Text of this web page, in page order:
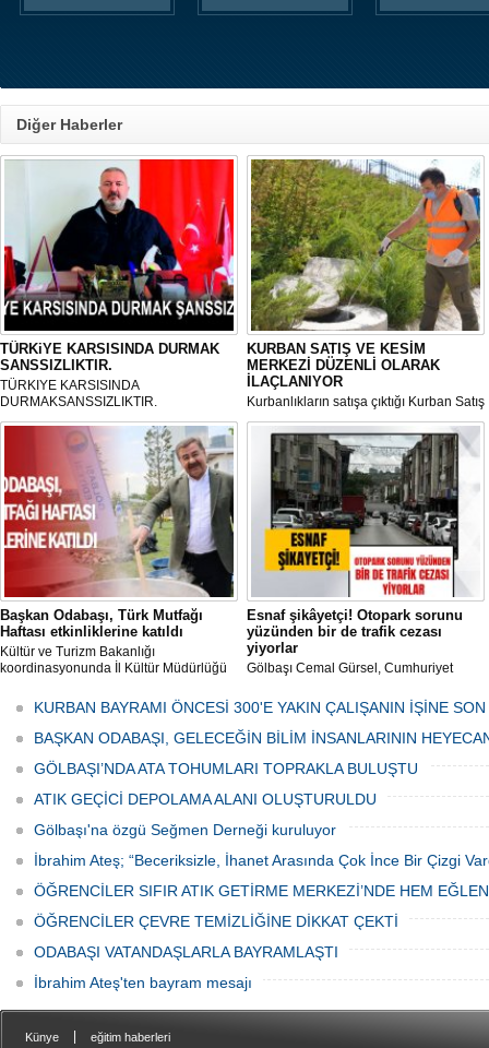
Diğer Haberler
TÜRKiYE KARSISINDA DURMAK
SANSSIZLIKTIR.
TÜRKIYE KARSISINDA
DURMAKSANSSIZLIKTIR.
KURBAN SATIŞ VE KESİM
MERKEZİ DÜZENLİ OLARAK
İLAÇLANIYOR
Kurbanlıkların satışa çıktığı Kurban Satış
ve Kesim Merkezi, haşere ve
mikropların önüne geçilmesi amacıyla
her gün Gölbaşı Belediyesi ekipleri
tarafından düzenli olarak ilaçlanıyor.
Başkan Odabaşı, Türk Mutfağı
Haftası etkinliklerine katıldı
Kültür ve Turizm Bakanlığı
koordinasyonunda İl Kültür Müdürlüğü
Haftası" etkinlikleri Ankara'da devam
ediyor.
Esnaf şikâyetçi! Otopark sorunu
yüzünden bir de trafik cezası
yiyorlar
Gölbaşı Cemal Gürsel, Cumhuriyet
bulunan esnaf ve alışverişe gelen
vatandaşlar park cezaları yüzünden
canından bezdi.
KURBAN BAYRAMI ÖNCESİ 300'E YAKIN ÇALIŞANIN İŞİNE
BAŞKAN ODABAŞI, GELECEĞİN BİLİM İNSANLARININ
GÖLBAŞI’NDA ATA TOHUMLARI TOPRAKLA BULUŞTU
ATIK GEÇİCİ DEPOLAMA ALANI OLUŞTURULDU
Gölbaşı'na özgü Seğmen Derneği kuruluyor
İbrahim Ateş; “Beceriksizle, İhanet Arasında Çok İnce Bir Çizgi
ÖĞRENCİLER SIFIR ATIK GETİRME MERKEZİ’NDE HEM
ÖĞRENCİLER ÇEVRE TEMİZLİĞİNE DİKKAT ÇEKTİ
ODABAŞI VATANDAŞLARLA BAYRAMLAŞTI
İbrahim Ateş'ten bayram mesajı
Künye eğitim haberleri